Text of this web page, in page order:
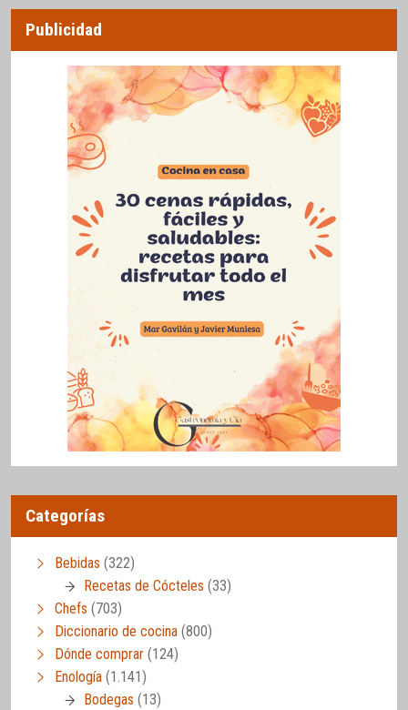
Publicidad
Categorías
Bebidas (322)
Recetas de Cócteles (33)
Chefs (703)
Diccionario de cocina (800)
Dónde comprar (124)
Enología (1.141)
Bodegas (13)